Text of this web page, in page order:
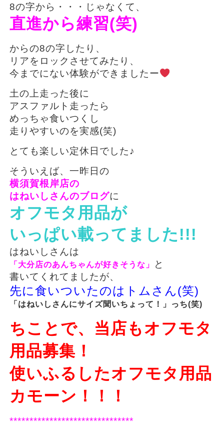
8の字から・・・じゃなくて、
直進から練習(笑)
からの8の字したり、
リアをロックさせてみたり、
今までにない体験ができましたー
土の上走った後に
アスファルト走ったら
めっちゃ食いつくし
走りやすいのを実感(笑)
とても楽しい定休日でした♪
そういえば、一昨日の
横須賀根岸店の
はねいしさんのブログに
オフモタ用品が
いっぱい載ってました!!!
はねいしさんは
「大分店のあんちゃんが好きそうな」
と
書いてくれてましたが、
先に食いついたのはトムさん(笑)
「はねいしさんにサイズ聞いちょって！」っち(笑)
ちことで、当店もオフモタ
用品募集！
使いふるしたオフモタ用品
カモーン！！！
*******************************